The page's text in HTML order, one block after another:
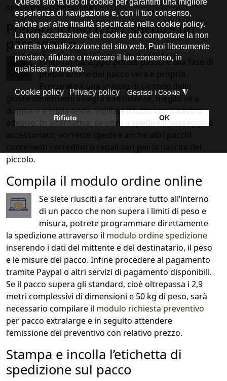
spedire un passeggino.
Prepara il pacco per spedire un
passeggino
Finito l’imballaggio potete passare alla fase di
preparazione del pacco vera e propria.
Procuratevi una scatola di cartone delle
giuste dimensioni integra e resistente, meglio se a
doppia o a tripla onda. Sigillate il tutto con il nastro
adesivo. In alternativa, se oltre a spedire il passeggino
accessoriato, vorreste spedire anche altri pacchi
contenenti corredino o regali vari per la nascita del
piccolo.
Compila il modulo ordine online
Se siete riusciti a far entrare tutto all’interno
di un pacco che non supera i limiti di peso e
misura, potrete programmare direttamente
la spedizione attraverso il modulo ordine spedizione
inserendo i dati del mittente e del destinatario, il peso
e le misure del pacco. Infine procedere al pagamento
tramite Paypal o altri servizi di pagamento disponibili.
Se il pacco supera gli standard, cioè oltrepassa i 2,9
metri complessivi di dimensioni e 50 kg di peso, sarà
necessario compilare il modulo richiesta preventivo
per pacco extralarge e in seguito attendere
l’emissione del preventivo con relativo prezzo.
Stampa e incolla l’etichetta di
spedizione sul pacco